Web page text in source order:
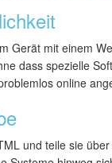
Gerät mit einem
dass spezielle
online
und teile sie